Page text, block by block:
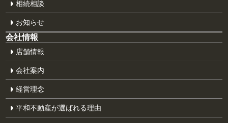
相続相談
お知らせ
会社情報
店舗情報
会社案内
経営理念
平和不動産が選ばれる理由